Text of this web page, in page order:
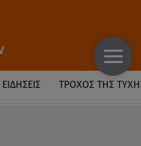
ΕΙΔΉΣΕΙΣ ΤΡΟΧΌΣ ΤΗΣ